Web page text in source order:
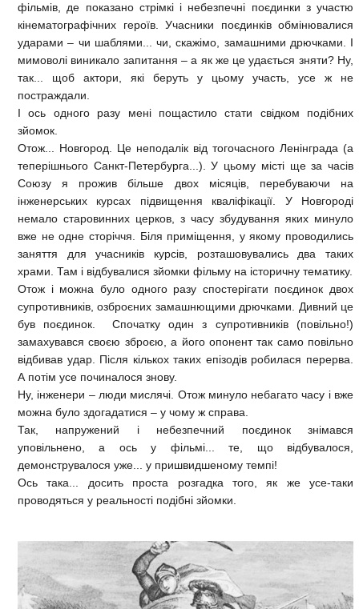
фільмів, де показано стрімкі і небезпечні поєдинки з участю
кінематографічних героїв. Учасники поєдинків обмінювалися
ударами – чи шаблями... чи, скажімо, замашними дрючками. І
мимоволі виникало запитання – а як же це удається зняти? Ну,
так... щоб актори, які беруть у цьому участь, усе ж не
постраждали.
І ось одного разу мені пощастило стати свідком подібних
зйомок.
Отож... Новгород. Це неподалік від тогочасного Ленінграда (а
теперішнього Санкт-Петербурга...). У цьому місті ще за часів
Союзу я прожив більше двох місяців, перебуваючи на
інженерських курсах підвищення кваліфікації. У Новгороді
немало старовинних церков, з часу збудування яких минуло
вже не одне сторіччя. Біля приміщення, у якому проводились
заняття для учасників курсів, розташовувались два таких
храми. Там і відбувалися зйомки фільму на історичну тематику.
Отож і можна було одного разу спостерігати поєдинок двох
супротивників, озброєних замашнющими дрючками. Дивний це
був поєдинок. Спочатку один з супротивників (повільно!)
замахувався своєю зброєю, а його опонент так само повільно
відбивав удар. Після кількох таких епізодів робилася перерва.
А потім усе починалося знову.
Ну, інженери – люди мислячі. Отож минуло небагато часу і вже
можна було здогадатися – у чому ж справа.
Так, напружений і небезпечний поєдинок знімався
уповільнено, а ось у фільмі... те, що відбувалося,
демонструвалося уже... у пришвидшеному темпі!
Ось така... досить проста розгадка того, як же усе-таки
проводяться у реальності подібні зйомки.